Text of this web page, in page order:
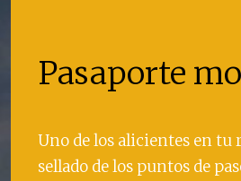
Pasaporte
Uno de los alicientes en tu
sellado de los puntos de